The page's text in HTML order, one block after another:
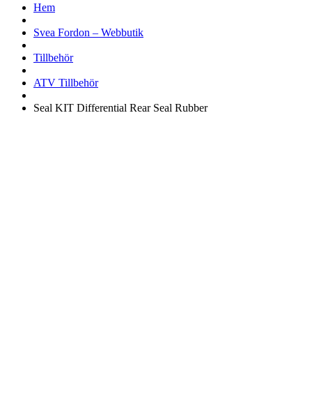
Hem
Svea Fordon – Webbutik
Tillbehör
ATV Tillbehör
Seal KIT Differential Rear Seal Rubber